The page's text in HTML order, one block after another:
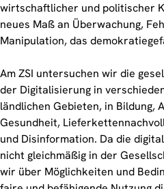
wirtschaftlicher und politischer
neues Maß an Überwachung,
Manipulation, das
Am ZSI untersuchen wir die
der Digitalisierung in
ländlichen Gebieten, in Bildung,
Gesundheit,
und Disinformation. Da die
nicht gleichmäßig in der
wir über Möglichkeiten und